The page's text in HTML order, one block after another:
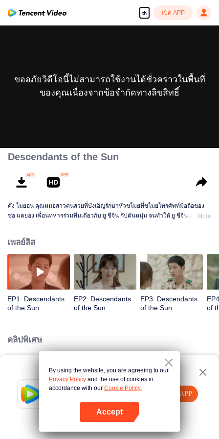
th เปิด APP
Tencent Video
เปิด APP
คลิกที่นี่ ลองใหม่อีกครั้ง
ขออภัยวิดีโอนี้ไม่สามารถใช้งานได้ชั่วคราวในพื้นที่
ของคุณเนื่องจากข้อจำกัดทางลิขสิทธิ์
Descendants of the Sun
คัง โมยอน คุณหมอสาวคนสวยที่บังเอิญรักษาหัวขโมยที่ขโมยโทรศัพท์มือถือของ
ซอ แดยอง เพื่อนทหารร่วมทีมเดียวกับ ยู ชีจิน กัปตันหนุ่ม จนทำให้ ยู ชีจิน และ ซอ
แต่เดทแรกของพวกเขาคัง โมยอน ก็ถูกเทแบบงง ๆ ทำให้เขาอยากรู้สาเหตุของการ
ถูกเทในครั้งนี้ แต่ยูชีจินไม่ยอมบอกความจริง ทั้งคู่จึงยุติความสัมพันธ์กันไว้เพียง
เท่านั้น แต่แล้วโชคชะตาก็พาให้พวกเขากลับมาเจอกันอีกครั้งท่มกลางสถานการณ์
ความวุ่นวายระดับชาติ ความรักระหว่างพวกเขาจะสานต่อได้หรือไม่ โปรดติดตาม
More
เพลย์ลิส
EP1: Descendants
of the Sun
EP2: Descendants
of the Sun
EP3: Descendants
of the Sun
of
คลิปพิเศษ
Loading…By using the website, you are agreeing to our
Privacy Policy and the use of cookies in
accordance with our Cookie Policy.
Accept